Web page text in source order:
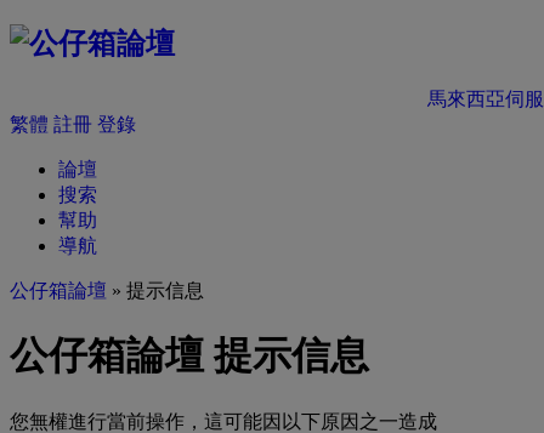
馬來西亞伺
繁體 註冊 登錄
論壇
搜索
幫助
導航
公仔箱論壇 » 提示信息
公仔箱論壇 提示信息
您無權進行當前操作，這可能因以下原因之一造成